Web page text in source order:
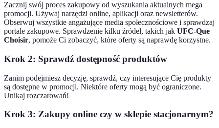
Zacznij swój proces zakupowy od wyszukania aktualnych mega
promocji. Używaj narzędzi online, aplikacji oraz newsletterów.
Obserwuj wszystkie angażujące media społecznościowe i sprawdzaj
portale zakupowe. Sprawdzenie kilku źródeł, takich jak UFC-Que
Choisir, pomoże Ci zobaczyć, które oferty są naprawdę korzystne.
Krok 2: Sprawdź dostępność produktów
Zanim podejmiesz decyzję, sprawdź, czy interesujące Cię produkty
są dostępne w promocji. Niektóre oferty mogą być ograniczone.
Unikaj rozczarowań!
Krok 3: Zakupy online czy w sklepie stacjonarnym?